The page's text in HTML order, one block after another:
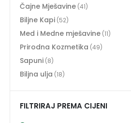
Čajne Mješavine (41)
Biljne Kapi (52)
Med i Medne mješavine (11)
Prirodna Kozmetika (49)
Sapuni (8)
Biljna ulja (18)
FILTRIRAJ PREMA CIJENI